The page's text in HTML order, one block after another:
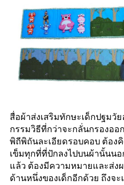
สื่อผ้าส่งเสริมทักษะเด็กปฐมวั
กรรมวิธีที่กว่าจะกลั่นกรองออ
พิถีพิถันละเอียดรอบคอบ ต้อง
เข็มทุกที่ที่ปักลงไปบนผ้านั้นน
แล้ว ต้องมีความหมายและส่
ด้านหนึ่งของเด็กอีกด้วย ถึงจะ